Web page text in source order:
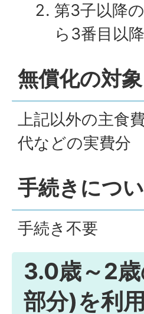
第3子以降
ら3番目以
無償化の対
上記以外の主食
代などの実費分
手続きにつ
手続き不要
3.0歳～2
部分)を利